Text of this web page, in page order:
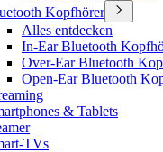
Kopfhörer
Alles entdecken
In-Ear Bluetooth
Over-Ear Bluetooth
Open-Ear Bluetooth
& Tablets
TVs